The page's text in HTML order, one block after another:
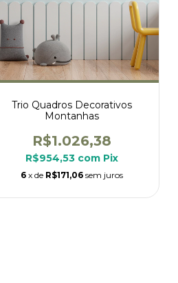
Trio Quadros Decorativos
Montanhas
R$1.026,38
R$954,53 com Pix
6 x de R$171,06 sem juros